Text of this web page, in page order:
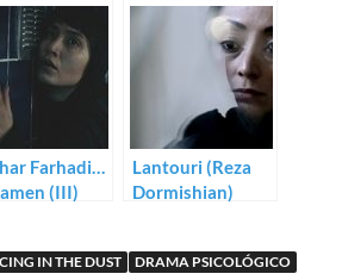
Farhadi…
(III)
Lantouri (Reza
Dormishian)
IN THE DUST
DRAMA PSICOLÓGICO